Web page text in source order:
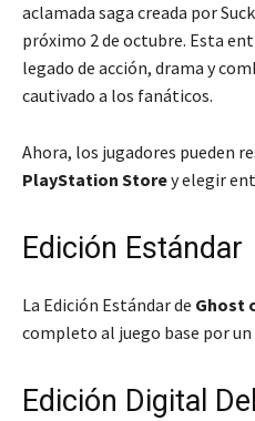
aclamada saga creada por
próximo 2 de octubre. Esta
legado de acción, drama y
cautivado a los fanáticos.
Ahora, los jugadores pueden
PlayStation Storey elegir
Edición Estándar
La Edición Estándar de Ghost
completo al juego base por un
Edición Digital